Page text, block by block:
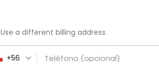
Use a different billing address
Teléfono (opcional)
+56